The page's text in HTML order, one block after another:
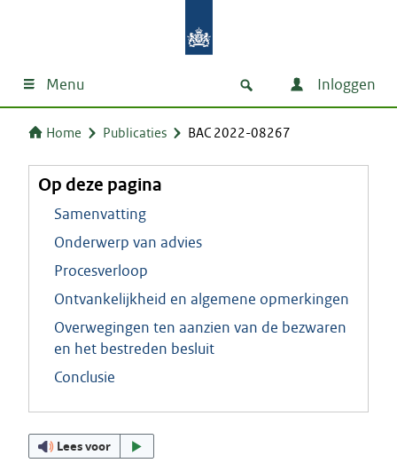
Menu Inloggen
Home Publicaties BAC 2022-08267
Op deze pagina
Samenvatting
Onderwerp van advies
Procesverloop
Ontvankelijkheid en algemene opmerkingen
Overwegingen ten aanzien van de bezwaren
en het bestreden besluit
Conclusie
Lees voor